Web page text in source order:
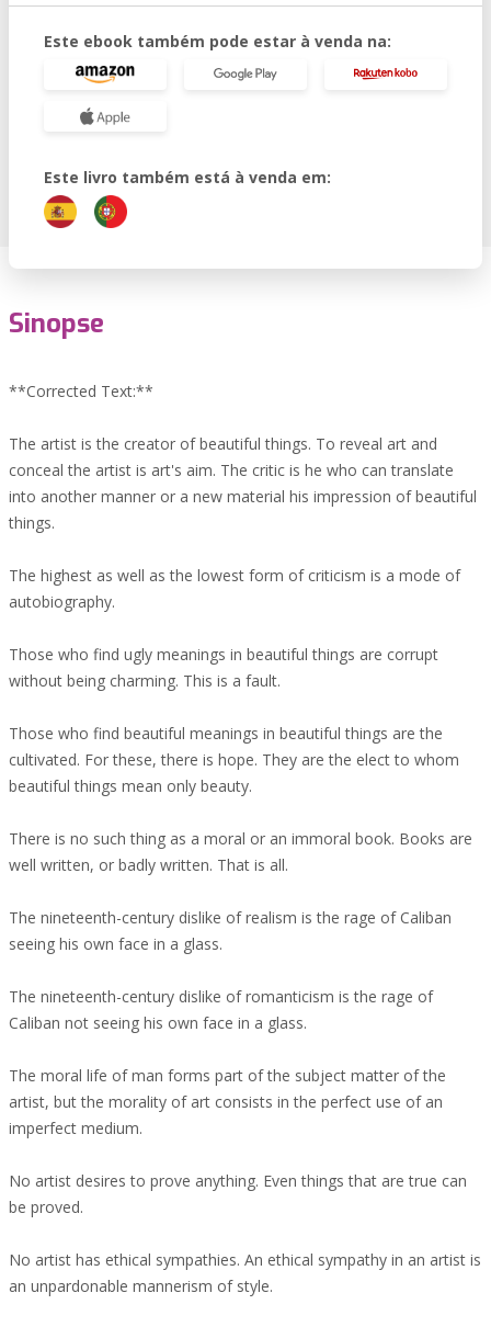
Este ebook também pode estar à venda na:
Este livro também está à venda em:
Sinopse
**Corrected Text:**
The artist is the creator of beautiful things. To reveal art and
conceal the artist is art's aim. The critic is he who can translate
into another manner or a new material his impression of beautiful
things.
The highest as well as the lowest form of criticism is a mode of
autobiography.
Those who find ugly meanings in beautiful things are corrupt
without being charming. This is a fault.
Those who find beautiful meanings in beautiful things are the
cultivated. For these, there is hope. They are the elect to whom
beautiful things mean only beauty.
There is no such thing as a moral or an immoral book. Books are
well written, or badly written. That is all.
The nineteenth-century dislike of realism is the rage of Caliban
seeing his own face in a glass.
The nineteenth-century dislike of romanticism is the rage of
Caliban not seeing his own face in a glass.
The moral life of man forms part of the subject matter of the
artist, but the morality of art consists in the perfect use of an
imperfect medium.
No artist desires to prove anything. Even things that are true can
be proved.
No artist has ethical sympathies. An ethical sympathy in an artist is
an unpardonable mannerism of style.